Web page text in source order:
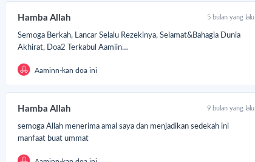
Hamba Allah 5 bulan yang lalu
Semoga Berkah, Lancar Selalu Rezekinya, Selamat&Bahagia Dunia
Akhirat, Doa2 Terkabul Aamiin…
Aaminn-kan doa ini
Hamba Allah 9 bulan yang lalu
semoga Allah menerima amal saya dan menjadikan sedekah ini
manfaat buat ummat